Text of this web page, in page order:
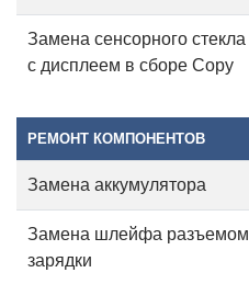
Замена сенсорного стекла
с дисплеем в сборе Copy
РЕМОНТ КОМПОНЕНТОВ
Замена аккумулятора
Замена шлейфа разъемом
зарядки